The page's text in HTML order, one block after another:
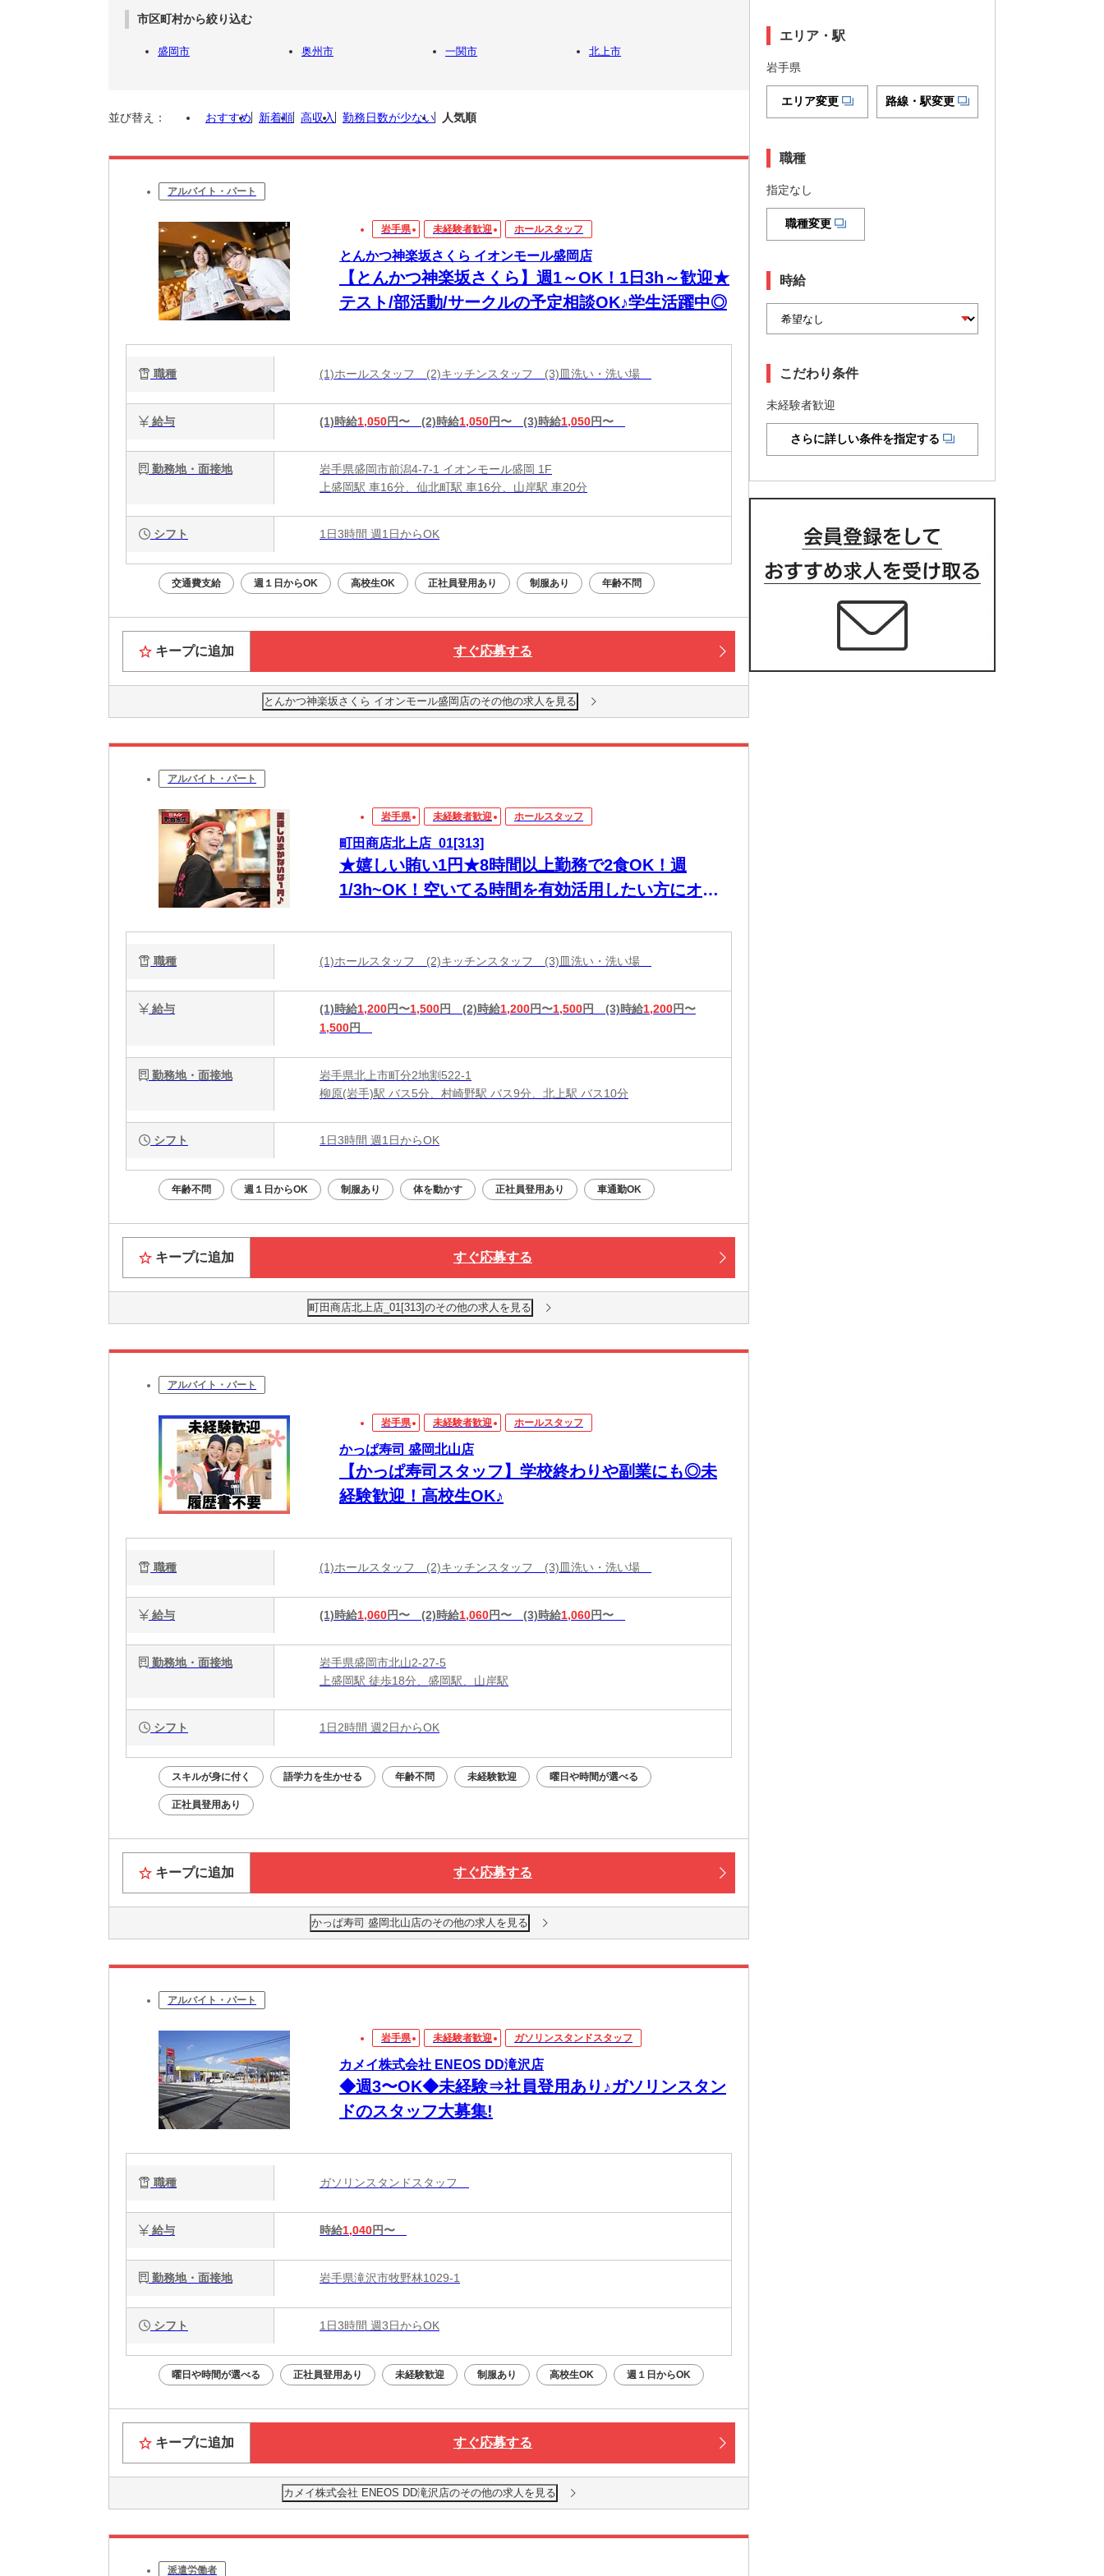
市区町村から絞り込む
盛岡市 奥州市 一関市 北上市
並び替え： おすすめ 新着順 高収入 勤務日数が少ない 人気順
アルバイト・パート
岩手県 未経験者歓迎 ホールスタッフ
とんかつ神楽坂さくら イオンモール盛岡店
【とんかつ神楽坂さくら】週1～OK！1日3h～歓迎★
テスト/部活動/サークルの予定相談OK♪学生活躍中◎
職種 (1)ホールスタッフ (2)キッチンスタッフ (3)皿洗い・洗い場
給与 (1)時給1,050円〜 (2)時給1,050円〜 (3)時給1,050円〜
勤務地・面接地
岩手県盛岡市前潟4-7-1 イオンモール盛岡 1F
上盛岡駅 車16分、仙北町駅 車16分、山岸駅 車20分
シフト 1日3時間 週1日からOK
交通費支給 週１日からOK 高校生OK 正社員登用あり 制服あり 年齢不問
キープに追加 すぐ応募する
とんかつ神楽坂さくら イオンモール盛岡店のその他の求人を見る
アルバイト・パート
岩手県 未経験者歓迎 ホールスタッフ
町田商店北上店_01[313]
★嬉しい賄い1円★8時間以上勤務で2食OK！週
1/3h~OK！空いてる時間を有効活用したい方にオス
職種 (1)ホールスタッフ (2)キッチンスタッフ (3)皿洗い・洗い場
給与 (1)時給1,200円〜1,500円 (2)時給1,200円〜1,500円 (3)時給1,200円〜
1,500円
勤務地・面接地
岩手県北上市町分2地割522-1
柳原(岩手)駅 バス5分、村崎野駅 バス9分、北上駅 バス10分
シフト 1日3時間 週1日からOK
年齢不問 週１日からOK 制服あり 体を動かす 正社員登用あり 車通勤OK
キープに追加 すぐ応募する
町田商店北上店_01[313]のその他の求人を見る
アルバイト・パート
岩手県 未経験者歓迎 ホールスタッフ
かっぱ寿司 盛岡北山店
【かっぱ寿司スタッフ】学校終わりや副業にも◎未
経験歓迎！高校生OK♪
職種 (1)ホールスタッフ (2)キッチンスタッフ (3)皿洗い・洗い場
給与 (1)時給1,060円〜 (2)時給1,060円〜 (3)時給1,060円〜
勤務地・面接地
岩手県盛岡市北山2-27-5
上盛岡駅 徒歩18分、盛岡駅、山岸駅
シフト 1日2時間 週2日からOK
スキルが身に付く 語学力を生かせる 年齢不問 未経験歓迎 曜日や時間が選べる
正社員登用あり
キープに追加 すぐ応募する
かっぱ寿司 盛岡北山店のその他の求人を見る
アルバイト・パート
岩手県 未経験者歓迎 ガソリンスタンドスタッフ
カメイ株式会社 ENEOS DD滝沢店
◆週3〜OK◆未経験⇒社員登用あり♪ガソリンスタン
ドのスタッフ大募集!
職種 ガソリンスタンドスタッフ
給与 時給1,040円〜
勤務地・面接地 岩手県滝沢市牧野林1029-1
シフト 1日3時間 週3日からOK
曜日や時間が選べる 正社員登用あり 未経験歓迎 制服あり 高校生OK 週１日からOK
キープに追加 すぐ応募する
カメイ株式会社 ENEOS DD滝沢店のその他の求人を見る
派遣労働者
エリア・駅
岩手県
エリア変更 路線・駅変更
職種
指定なし
職種変更
時給
こだわり条件
未経験者歓迎
さらに詳しい条件を指定する